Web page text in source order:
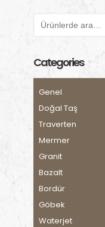
Categories
Genel
Doğal Taş
Traverten
Mermer
Granit
Bazalt
Bordür
Göbek
Waterjet